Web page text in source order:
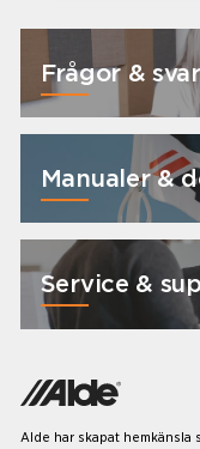
Frågor & svar
Manualer &
Service &
Alde har skapat hemkänsla